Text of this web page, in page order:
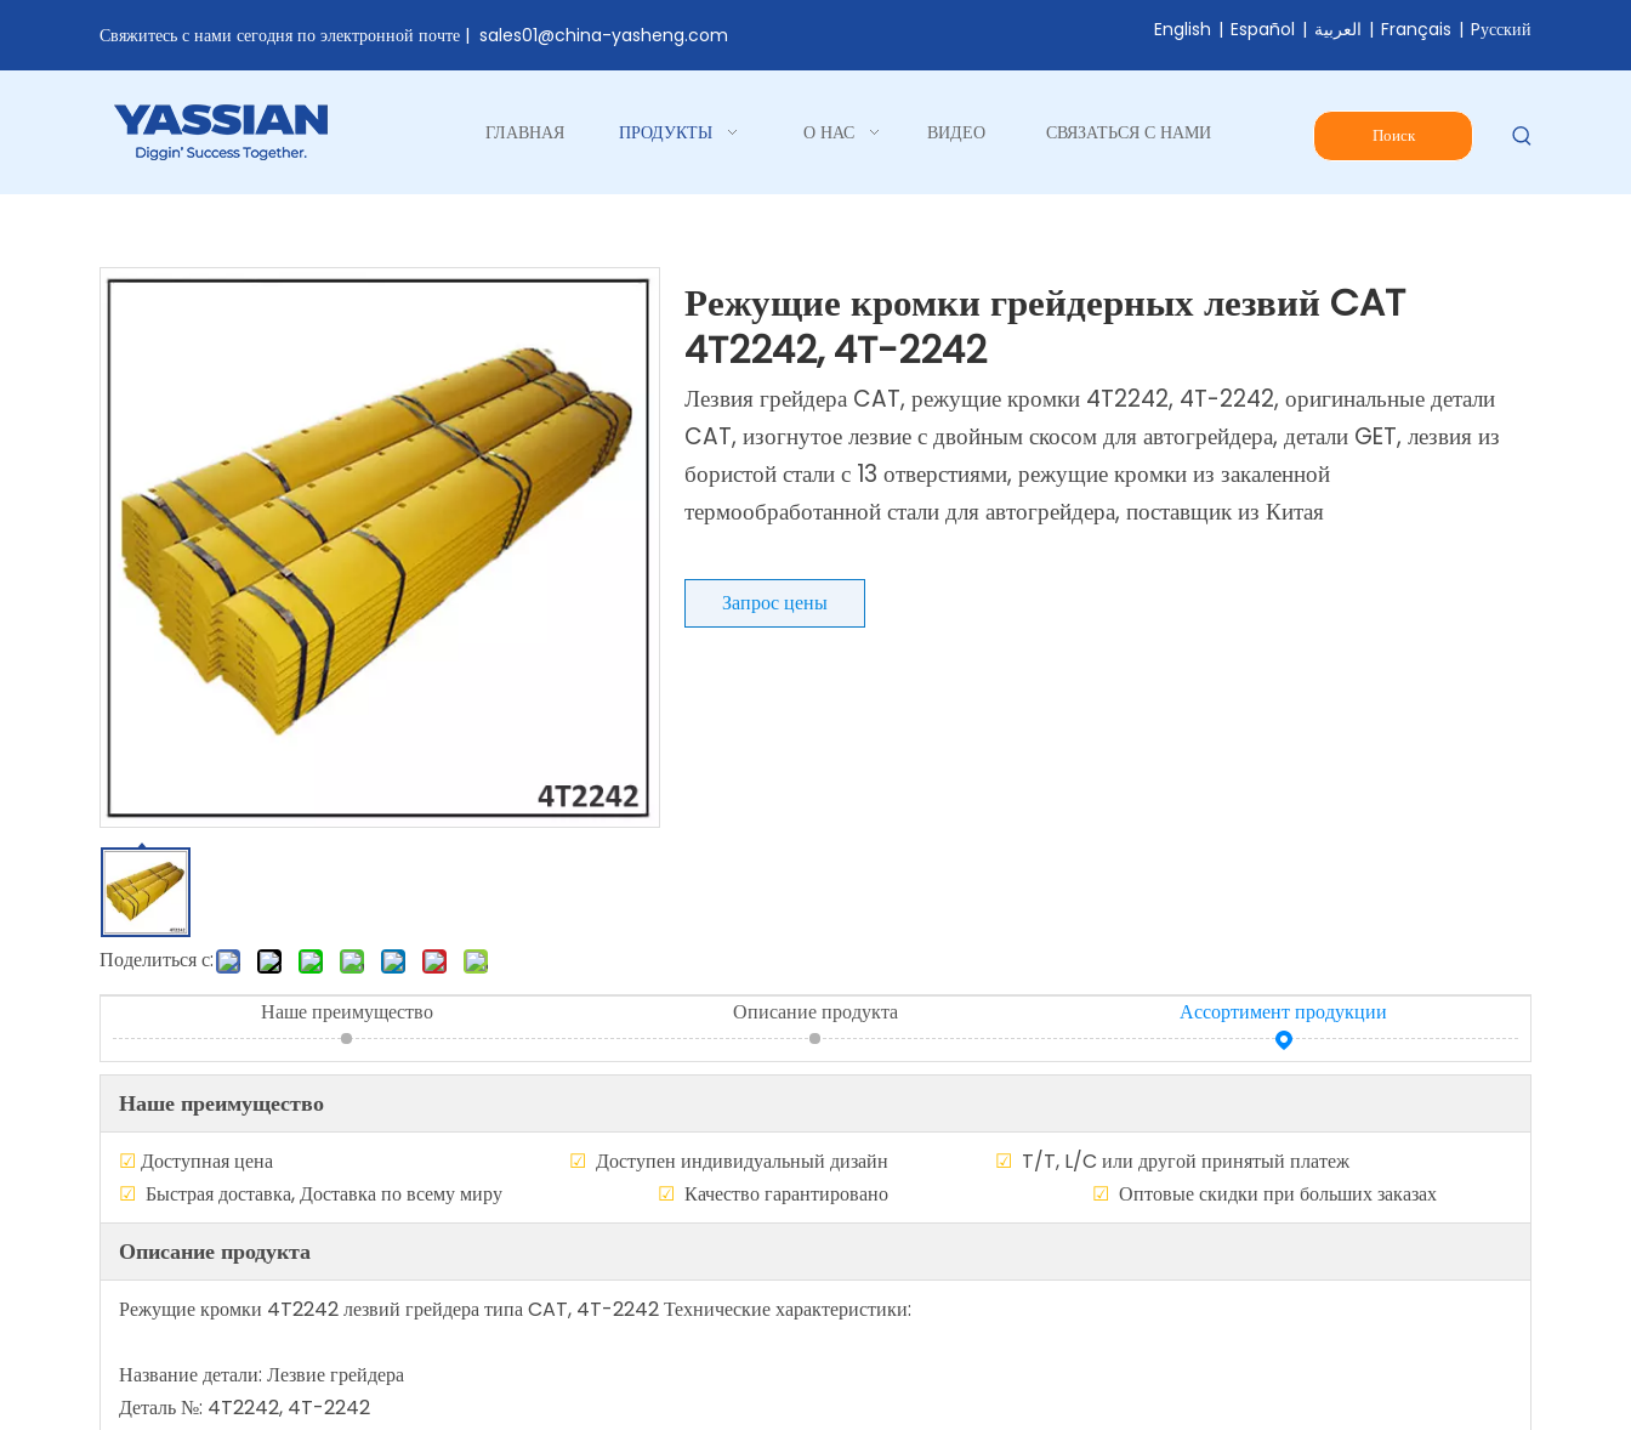
Свяжитесь с нами сегодня по электронной почте | sales01@china-yasheng.com English | Español | العربية | Français | Pусский
ГЛАВНАЯ ПРОДУКТЫ О НАС ВИДЕО СВЯЗАТЬСЯ С НАМИ Поиск
Поделиться с:
Режущие кромки грейдерных лезвий CAT
4T2242, 4T-2242
Лезвия грейдера CAT, режущие кромки 4T2242, 4T-2242, оригинальные детали
CAT, изогнутое лезвие с двойным скосом для автогрейдера, детали GET, лезвия из
бористой стали с 13 отверстиями, режущие кромки из закаленной
термообработанной стали для автогрейдера, поставщик из Китая
Запрос цены
Наше преимущество Описание продукта Ассортимент продукции
Наше преимущество
☑ Доступная цена ☑ Доступен индивидуальный дизайн ☑ T/T, L/C или другой принятый платеж
☑ Быстрая доставка, Доставка по всему миру ☑ Качество гарантировано ☑ Оптовые скидки при больших заказах
Описание продукта
Режущие кромки 4T2242 лезвий грейдера типа CAT, 4T-2242 Технические характеристики:
Название детали: Лезвие грейдера
Деталь №: 4T2242, 4T-2242